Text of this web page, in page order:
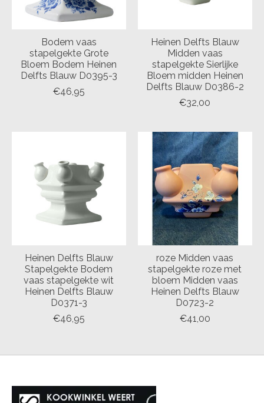
Bodem vaas
stapelgekte Grote
Bloem Bodem Heinen
Delfts Blauw D0395-3
€46,95
Heinen Delfts Blauw
Midden vaas
stapelgekte Sierlijke
Bloem midden Heinen
Delfts Blauw D0386-2
€32,00
Heinen Delfts Blauw
Stapelgekte Bodem
vaas stapelgekte wit
Heinen Delfts Blauw
D0371-3
€46,95
roze Midden vaas
stapelgekte roze met
bloem Midden vaas
Heinen Delfts Blauw
D0723-2
€41,00